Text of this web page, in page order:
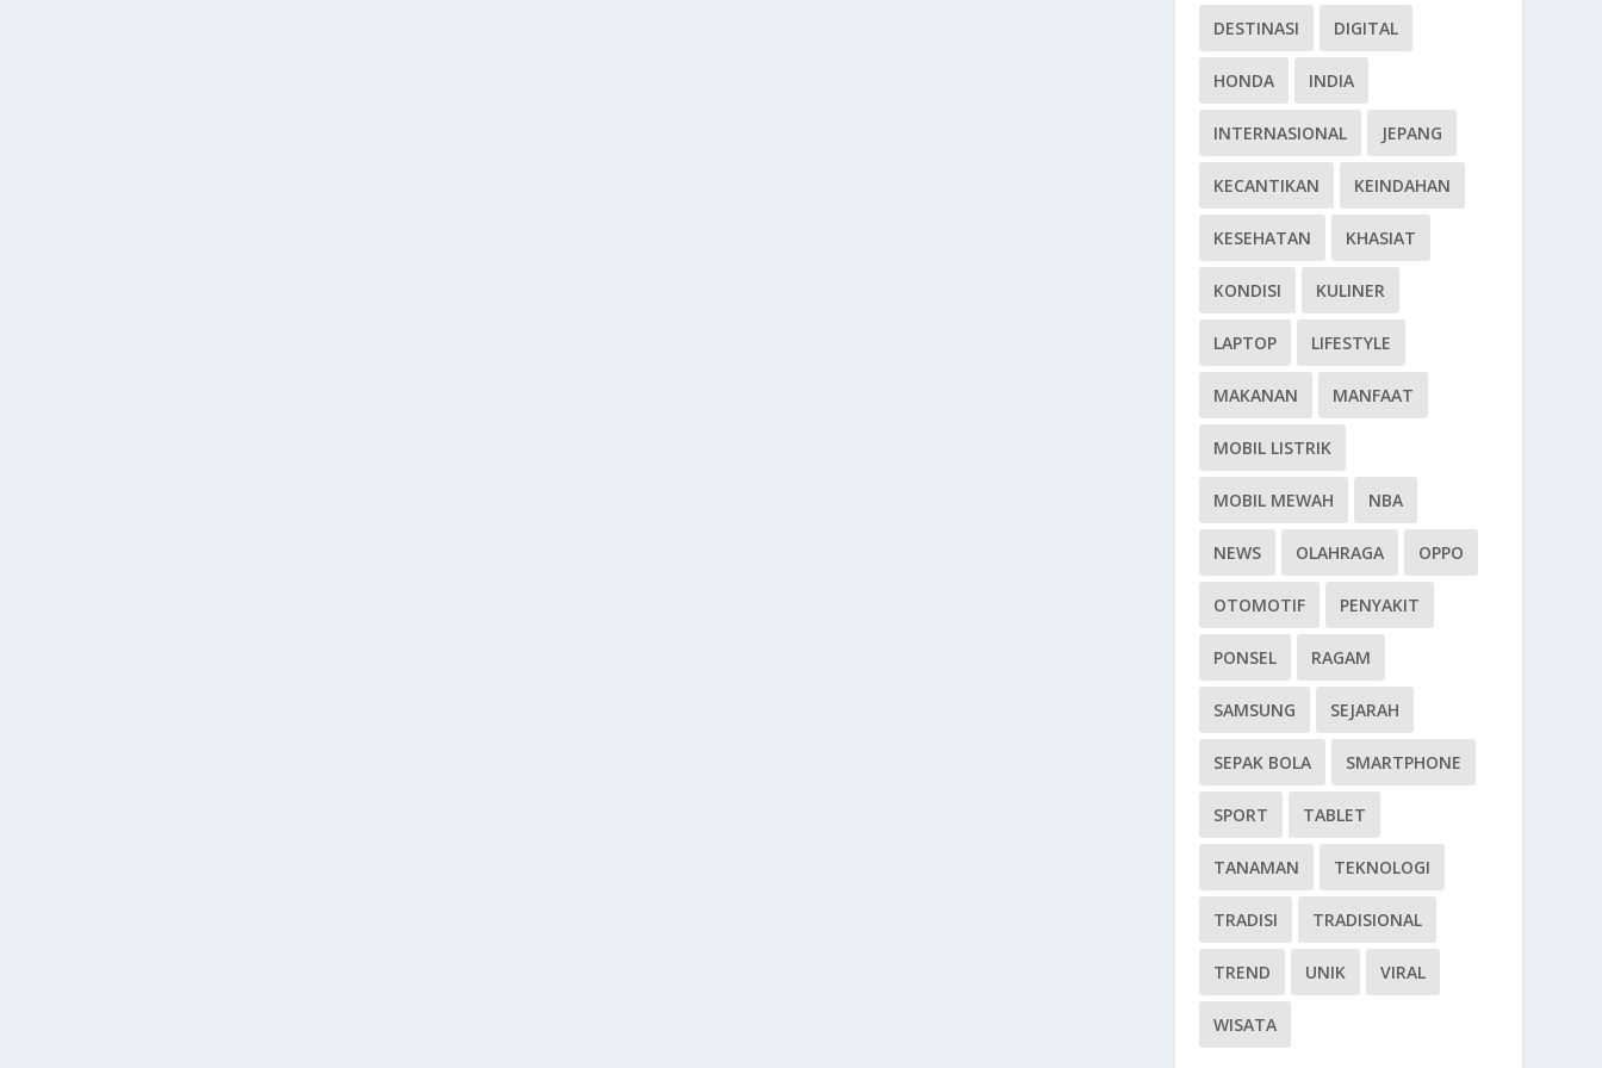
DESTINASI DIGITAL
HONDA INDIA
INTERNASIONAL JEPANG
KECANTIKAN KEINDAHAN
KESEHATAN KHASIAT
KONDISI KULINER
LAPTOP LIFESTYLE
MAKANAN MANFAAT
MOBIL LISTRIK
MOBIL MEWAH NBA
NEWS OLAHRAGA OPPO
OTOMOTIF PENYAKIT
PONSEL RAGAM
SAMSUNG SEJARAH
SEPAK BOLA SMARTPHONE
SPORT TABLET
TANAMAN TEKNOLOGI
TRADISI TRADISIONAL
TREND UNIK VIRAL
WISATA